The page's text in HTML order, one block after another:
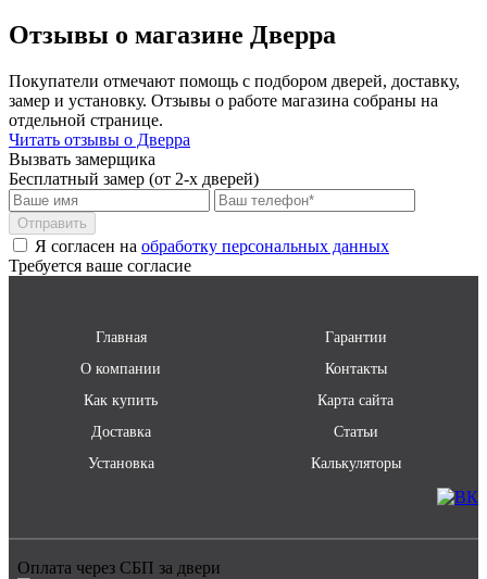
Отзывы о магазине Дверра
Покупатели отмечают помощь с подбором дверей, доставку,
замер и установку. Отзывы о работе магазина собраны на
отдельной странице.
Читать отзывы о Дверра
Вызвать замерщика
Бесплатный замер (от 2-х дверей)
Отправить
Я согласен на обработку персональных данных
Требуется ваше согласие
Главная
О компании
Как купить
Доставка
Установка
Гарантии
Контакты
Карта сайта
Статьи
Калькуляторы
Оплата через СБП за двери